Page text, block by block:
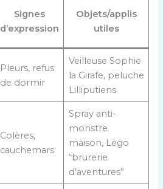
Signes
d’expression
Objets/applis
utiles
Pleurs, refus
de dormir
Veilleuse Sophie
la Girafe, peluche
Lilliputiens
Colères,
cauchemars
Spray anti-
monstre
maison, Lego
“brurerie
d’aventures”